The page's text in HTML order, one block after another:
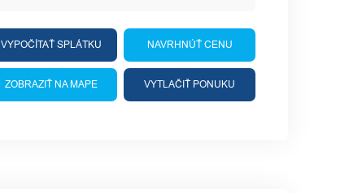
VYPOČÍTAŤ SPLÁTKU NAVRHNÚŤ CENU
ZOBRAZIŤ NA MAPE VYTLAČIŤ PONUKU